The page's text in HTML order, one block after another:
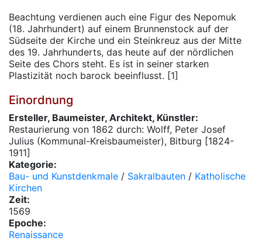
Beachtung verdienen auch eine Figur des Nepomuk
(18. Jahrhundert) auf einem Brunnenstock auf der
Südseite der Kirche und ein Steinkreuz aus der Mitte
des 19. Jahrhunderts, das heute auf der nördlichen
Seite des Chors steht. Es ist in seiner starken
Plastizität noch barock beeinflusst. [1]
Einordnung
Ersteller, Baumeister, Architekt, Künstler:
Restaurierung von 1862 durch: Wolff, Peter Josef
Julius (Kommunal-Kreisbaumeister), Bitburg [1824-
1911]
Kategorie:
Bau- und Kunstdenkmale / Sakralbauten / Katholische
Kirchen
Zeit:
1569
Epoche:
Renaissance